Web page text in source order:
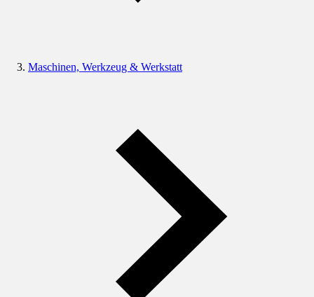
Maschinen, Werkzeug & Werkstatt